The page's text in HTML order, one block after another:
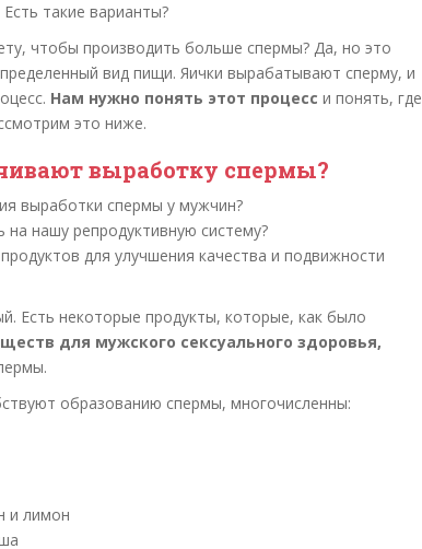
Есть такие варианты?
чтобы производить больше спермы? Да, но это
вид пищи. Яички вырабатывают сперму, и
Нам нужно понять этот процесс и понять, где
это ниже.
выработку спермы?
выработки спермы у мужчин?
нашу репродуктивную систему?
для улучшения качества и подвижности
Есть некоторые продукты, которые, как было
для мужского сексуального здоровья,
образованию спермы, многочисленны:
и лимон